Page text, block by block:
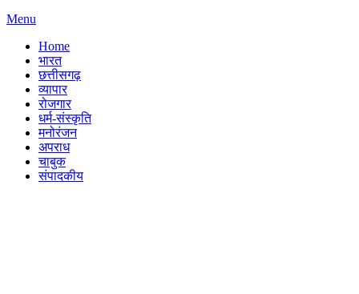
Menu
Home
भारत
छत्तीसगढ़
व्यापार
रोजगार
धर्म-संस्कृति
मनोरंजन
अपराध
चाबुक
संपादकीय